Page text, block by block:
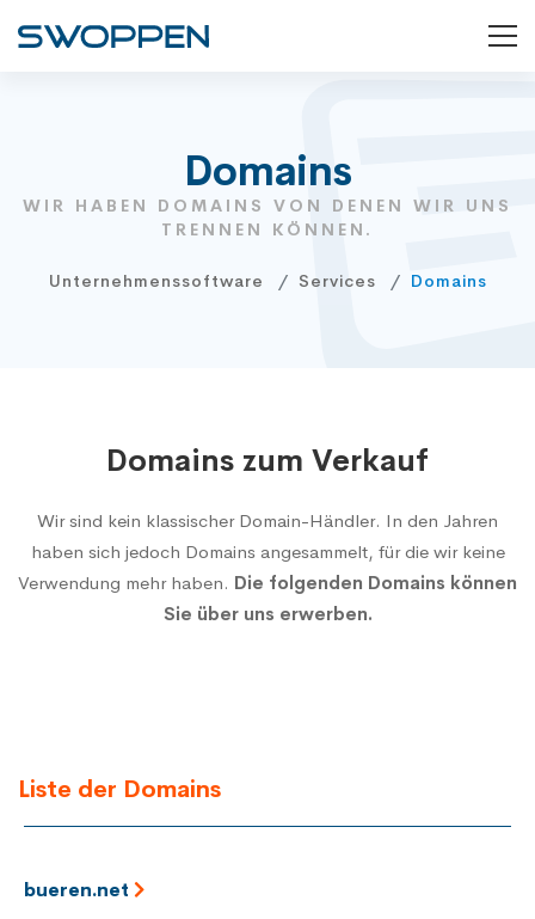
Domains
WIR HABEN DOMAINS VON DENEN WIR UNS
TRENNEN KÖNNEN.
Unternehmenssoftware Services Domains
Domains zum Verkauf
Wir sind kein klassischer Domain-Händler. In den Jahren
haben sich jedoch Domains angesammelt, für die wir keine
Verwendung mehr haben. Die folgenden Domains können
Sie über uns erwerben.
Liste der Domains
bueren.net